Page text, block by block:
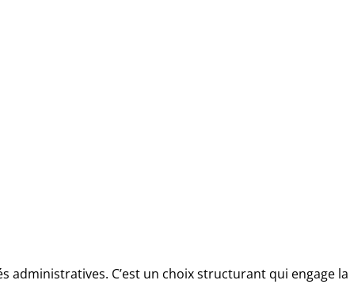
administratives. C’est un choix structurant qui engage